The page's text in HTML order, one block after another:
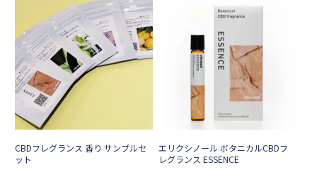
CBDフレグランス 香り サンプルセ
ット
エリクシノール ボタニカルCBDフ
レグランス ESSENCE